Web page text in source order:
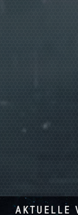
AKTUELLE